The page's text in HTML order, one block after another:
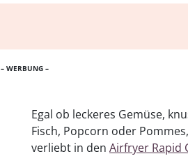
– WERBUNG –
Egal ob leckeres Gemüse,
Fisch, Popcorn oder
verliebt in den Airfryer Rapid